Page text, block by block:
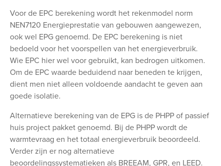
Voor de EPC berekening wordt het rekenmodel norm
NEN7120 Energieprestatie van gebouwen aangewezen,
ook wel EPG genoemd. De EPC berekening is niet
bedoeld voor het voorspellen van het energieverbruik.
Wie EPC hier wel voor gebruikt, kan bedrogen uitkomen.
Om de EPC waarde beduidend naar beneden te krijgen,
dient men niet alleen voldoende aandacht te geven aan
goede isolatie.
Alternatieve berekening van de EPG is de PHPP of passief
huis project pakket genoemd. Bij de PHPP wordt de
warmtevraag en het totaal energieverbruik beoordeeld.
Verder zijn er nog alternatieve
beoordelingssystematieken als BREEAM, GPR, en LEED.